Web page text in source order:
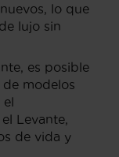
lo que
lujo sin
es posible
modelos
el
Levante,
de vida y